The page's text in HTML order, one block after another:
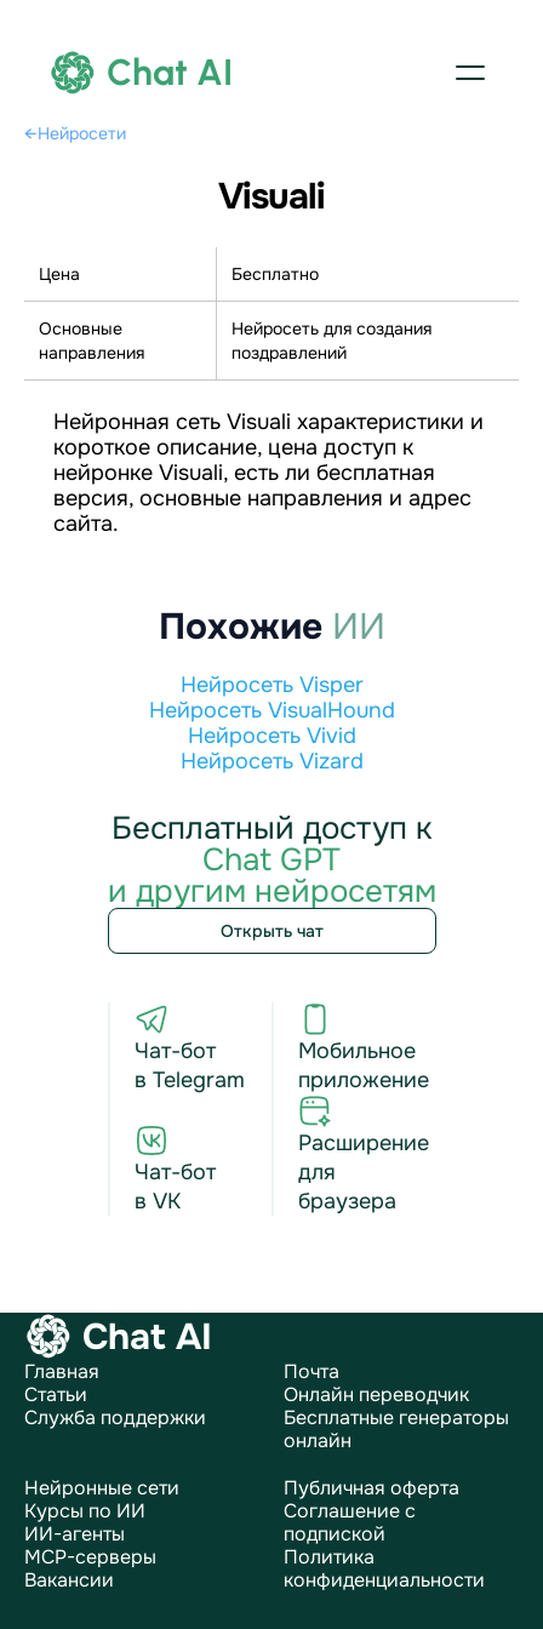
Chat AI
←Нейросети
Visuali
Цена Бесплатно
Основные
направления
Нейросеть для создания
поздравлений
Нейронная сеть Visuali характеристики и
короткое описание, цена доступ к
нейронке Visuali, есть ли бесплатная
версия, основные направления и адрес
сайта.
Похожие ИИ
Нейросеть Visper
Нейросеть VisualHound
Нейросеть Vivid
Нейросеть Vizard
Бесплатный доступ к
Chat GPT
и другим нейросетям
Открыть чат
Чат-бот
в Telegram
Чат-бот
в VK
Мобильное
приложение
Расширение
для
браузера
Chat AI
Главная
Статьи
Служба поддержки
Почта
Онлайн переводчик
Бесплатные генераторы
онлайн
Нейронные сети
Курсы по ИИ
ИИ-агенты
MCP-серверы
Вакансии
Публичная оферта
Соглашение с
подпиской
Политика
конфиденциальности